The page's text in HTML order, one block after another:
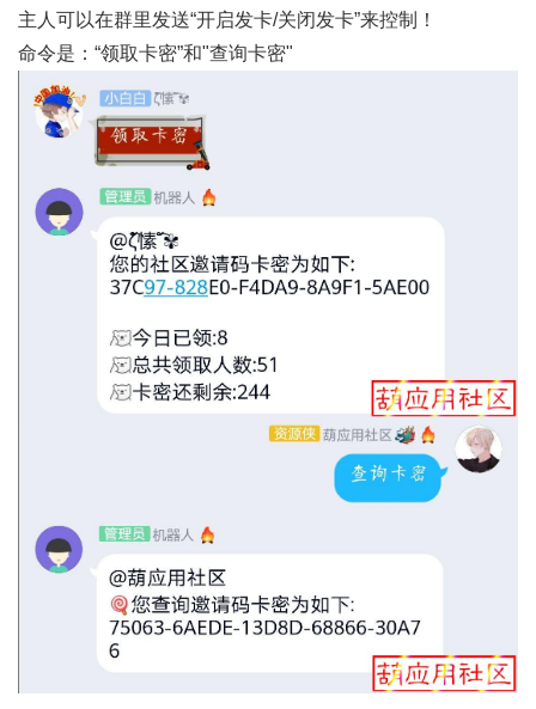
主人可以在群里发送“开启发卡/关闭发卡”来控制！
命令是：“领取卡密”和"查询卡密"